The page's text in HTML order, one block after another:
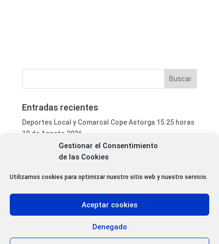
Gestionar el Consentimiento
de las Cookies
Utilizamos cookies para optimizar nuestro sitio web y nuestro servicio.
Aceptar cookies
Denegado
Entradas recientes
Deportes Local y Comarcal Cope Astorga 15.25 horas
10 de Agosto 2026
Informativo Mediodía Cope Astorga 14.20 horas 10 de
Agosto 2026
Programa Local Cope Astorga 10 de Agosto 2026
Catedral de Astorga este domingo 16 de agosto
La Feria de Alfarería de La Bañeza alcanza su 40
edición con 18 expositores y Marruecos como país
invitado